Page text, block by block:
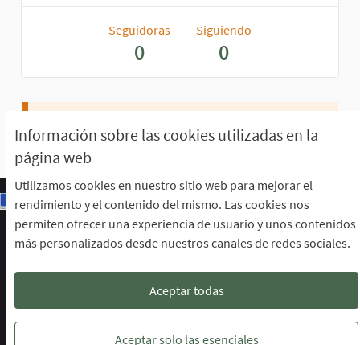
Información sobre las cookies utilizadas en la
página web
Utilizamos cookies en nuestro sitio web para mejorar el
rendimiento y el contenido del mismo. Las cookies nos
permiten ofrecer una experiencia de usuario y unos contenidos
más personalizados desde nuestros canales de redes sociales.
Aceptar todas
Aceptar solo las esenciales
Seguidoras
0
Siguiendo
0
Escuela de Participación Ciudadana
Área de Participación Ciudadana
Descargar ficheros de datos abiertos
Configuración de cookies
Escuela de Participación Ciudadana en
Escuela de Participación
Escuela de Participación